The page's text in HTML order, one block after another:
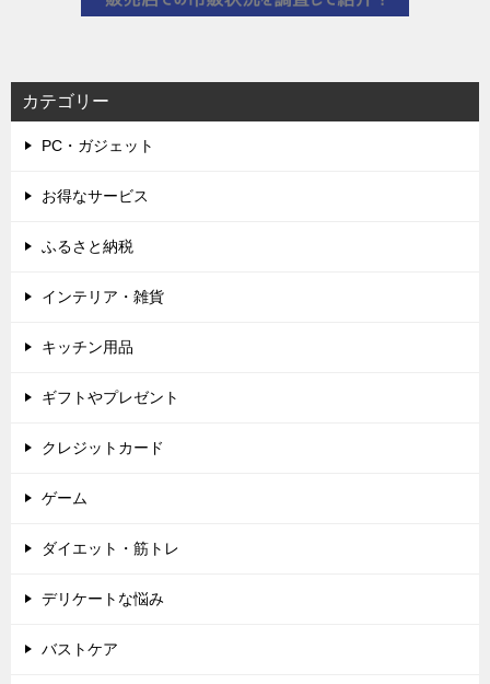
カテゴリー
PC・ガジェット
お得なサービス
ふるさと納税
インテリア・雑貨
キッチン用品
ギフトやプレゼント
クレジットカード
ゲーム
ダイエット・筋トレ
デリケートな悩み
バストケア